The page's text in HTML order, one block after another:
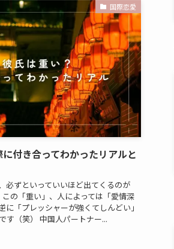
国際恋愛
付き合ってわかったリアルと
必ずといっていいほど出てくるのが
この「重い」、人によっては「愛情深
に「プレッシャーが強くてしんどい」
す（笑） 中国人パートナー...